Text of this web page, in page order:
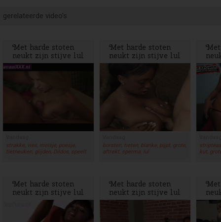
gerelateerde video's
Met harde stoten
neukt zijn stijve lul
de meid met dikke
tieten
strakke, vies, meisje, poesje,
tietneuken, glijden, Dildos, speelt
Met harde stoten
neukt zijn stijve lul
de meid met dikke
borsten, tieten, blanke, pijpt, grote,
aftrekt, sperma, lul
de
kut,
Met harde stoten
neukt zijn stijve lul
de meid met dikke
Met harde stoten
neukt zijn stijve lul
de meid met dikke
de